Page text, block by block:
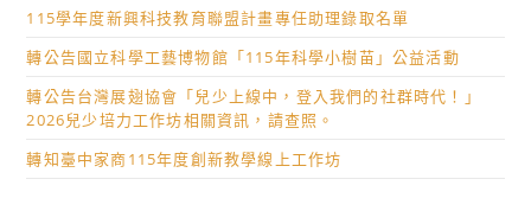
115學年度新興科技教育聯盟計畫專任助理錄取名單
轉公告國立科學工藝博物館「115年科學小樹苗」公益活動
轉公告台灣展翅協會「兒少上線中，登入我們的社群時代！」
2026兒少培力工作坊相關資訊，請查照。
轉知臺中家商115年度創新教學線上工作坊